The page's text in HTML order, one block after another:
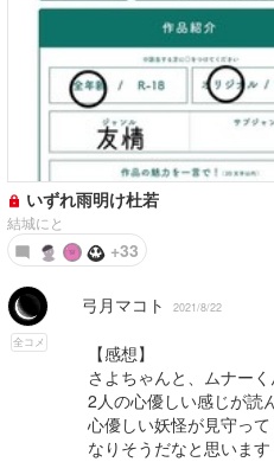
いずれ雨明け杜若
結城にと
+33
全コメ
弓月マコト 2021/8/22
【感想】
さよちゃんと、ムナー
2人の心優しい感じが読
心優しい妖怪が見守っ
なりそうだなと思います